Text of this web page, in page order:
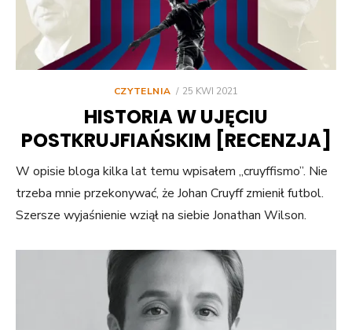
CZYTELNIA
POSTED
25 KWI 2021
HISTORIA W UJĘCIU
POSTKRUJFIAŃSKIM [RECENZJA]
W opisie bloga kilka lat temu wpisałem „cruyffismo”. Nie
trzeba mnie przekonywać, że Johan Cruyff zmienił futbol.
Szersze wyjaśnienie wziął na siebie Jonathan Wilson.